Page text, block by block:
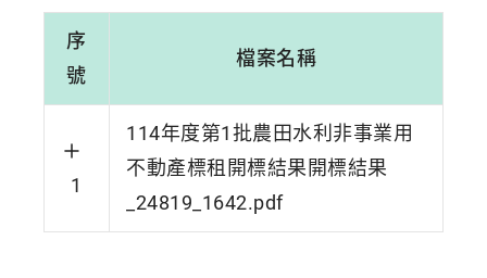
序
號
檔案名稱
1
114年度第1批農田水利非事業用
不動產標租開標結果開標結果
_24819_1642.pdf